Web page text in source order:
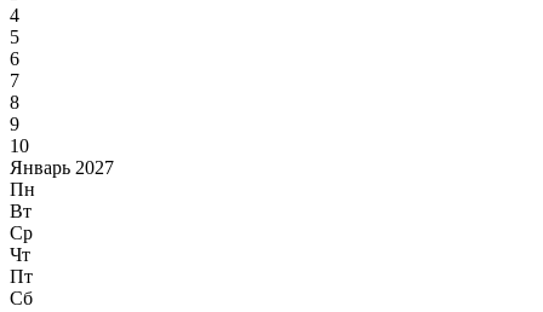
4
5
6
7
8
9
10
Январь 2027
Пн
Вт
Ср
Чт
Пт
Сб